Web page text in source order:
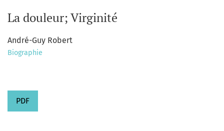
La douleur; Virginité
André-Guy Robert
Biographie
PDF